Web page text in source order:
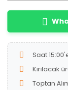
Saat
Kırılacak
Toptan